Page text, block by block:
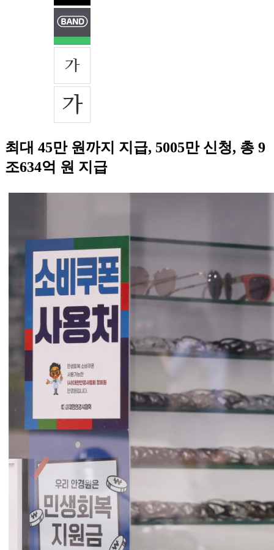
최대 45만 원까지 지급, 5005만 신청, 총 9
조634억 원 지급